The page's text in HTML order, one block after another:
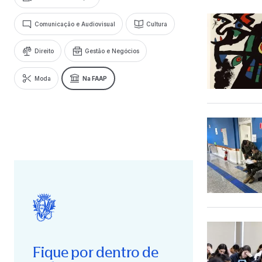
Comunicação e Audiovisual Cultura
Direito Gestão e Negócios
Moda Na FAAP
Fique por dentro de